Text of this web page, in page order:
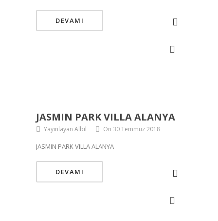
DEVAMI
JASMIN PARK VILLA ALANYA
Yayınlayan Albil On 30 Temmuz 2018
JASMIN PARK VILLA ALANYA
DEVAMI